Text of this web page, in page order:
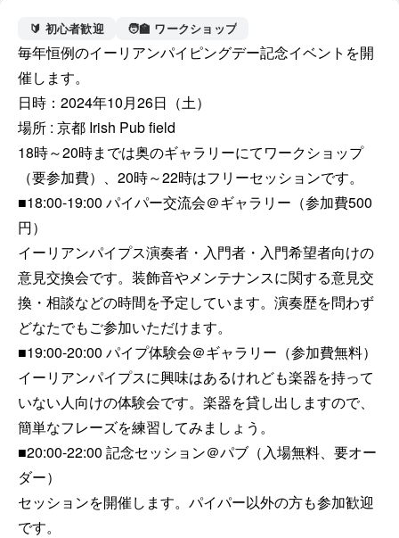
🔰 初心者歓迎 🧑‍🏫 ワークショップ
毎年恒例のイーリアンパイピングデー記念イベントを開
催します。
日時：2024年10月26日（土）
場所 : 京都 Irish Pub field
18時～20時までは奥のギャラリーにてワークショップ
（要参加費）、20時～22時はフリーセッションです。
■18:00-19:00 パイパー交流会＠ギャラリー（参加費500
円）
イーリアンパイプス演奏者・入門者・入門希望者向けの
意見交換会です。装飾音やメンテナンスに関する意見交
換・相談などの時間を予定しています。演奏歴を問わず
どなたでもご参加いただけます。
■19:00-20:00 パイプ体験会＠ギャラリー（参加費無料）
イーリアンパイプスに興味はあるけれども楽器を持って
いない人向けの体験会です。楽器を貸し出しますので、
簡単なフレーズを練習してみましょう。
■20:00-22:00 記念セッション＠パブ（入場無料、要オー
ダー）
セッションを開催します。パイパー以外の方も参加歓迎
です。